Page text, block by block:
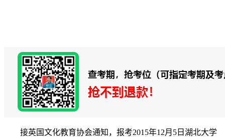
接英国文化教育协会通知，报考2015年12月5日湖北大学